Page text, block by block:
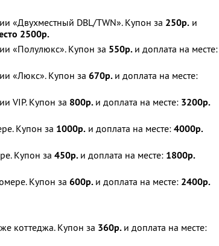
«Двухместный DBL/TWN». Купон за 250р. и
2500р.
«Полулюкс». Купон за 550р. и доплата на месте:
«Люкс». Купон за 670р. и доплата на месте:
VIP. Купон за 800р. и доплата на месте: 3200р.
Купон за 1000р. и доплата на месте: 4000р.
Купон за 450р. и доплата на месте: 1800р.
Купон за 600р. и доплата на месте: 2400р.
коттеджа. Купон за 360р. и доплата на месте: